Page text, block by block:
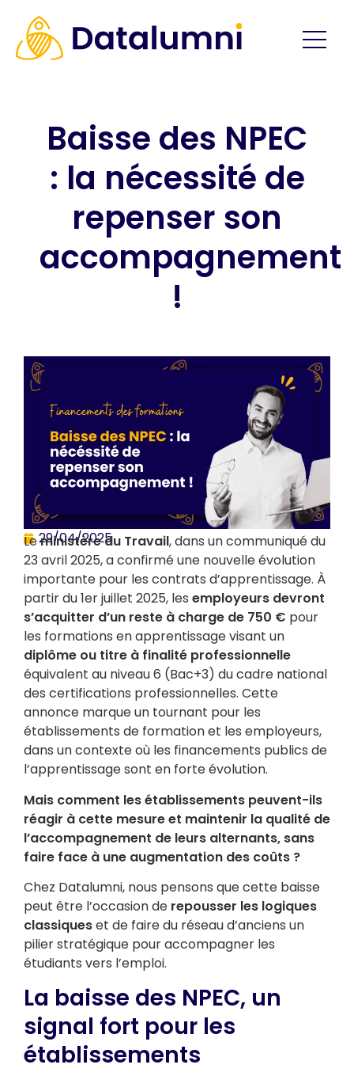
Baisse des NPEC
: la nécessité de
repenser son
accompagnement
!
29/04/2025
Leministère du Travail, dans un communiqué du
23 avril 2025, a confirmé une nouvelle évolution
importante pour les contrats d’apprentissage. À
partir du 1er juillet 2025, les employeurs devront
s’acquitter d’un reste à charge de 750 € pour
les formations en apprentissage visant un
diplôme ou titre à finalité professionnelle
équivalent au niveau 6 (Bac+3) du cadre national
des certifications professionnelles. Cette
annonce marque un tournant pour les
établissements de formation et les employeurs,
dans un contexte où les financements publics de
l’apprentissage sont en forte évolution.
Mais comment les établissements peuvent-ils
réagir à cette mesure et maintenir la qualité de
l’accompagnement de leurs alternants, sans
faire face à une augmentation des coûts ?
Chez Datalumni, nous pensons que cette baisse
peut être l’occasion de repousser les logiques
classiqueset de faire du réseau d’anciens un
pilier stratégique pour accompagner les
étudiants vers l’emploi.
La baisse des NPEC, un
signal fort pour les
établissements